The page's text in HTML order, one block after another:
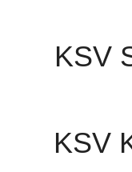
KSV
KSV